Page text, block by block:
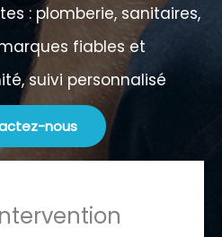
: plomberie, sanitaires,
fiables et
suivi personnalisé
nous